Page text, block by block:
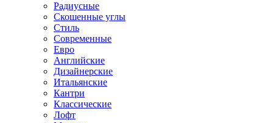
Радиусные
Скошенные углы
Стиль
Современные
Евро
Английские
Дизайнерские
Итальянские
Кантри
Классические
Лофт